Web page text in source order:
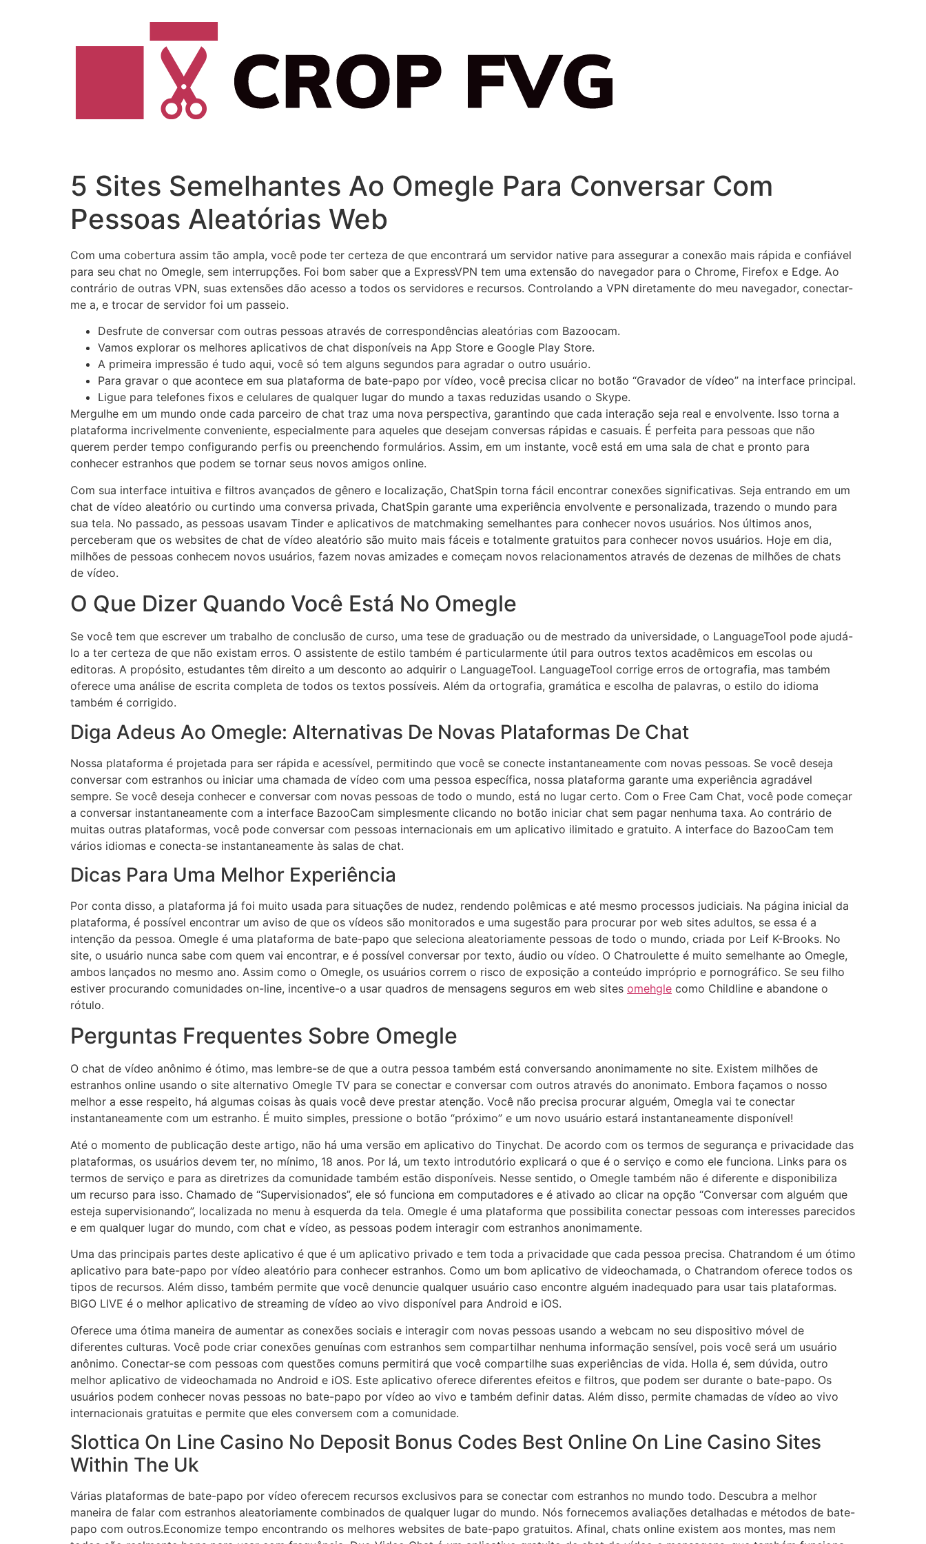
5 Sites Semelhantes Ao Omegle Para Conversar Com
Pessoas Aleatórias Web
Com uma cobertura assim tão ampla, você pode ter certeza de que encontrará um servidor native para assegurar a conexão mais rápida e confiável
para seu chat no Omegle, sem interrupções. Foi bom saber que a ExpressVPN tem uma extensão do navegador para o Chrome, Firefox e Edge. Ao
contrário de outras VPN, suas extensões dão acesso a todos os servidores e recursos. Controlando a VPN diretamente do meu navegador, conectar-
me a, e trocar de servidor foi um passeio.
Desfrute de conversar com outras pessoas através de correspondências aleatórias com Bazoocam.
Vamos explorar os melhores aplicativos de chat disponíveis na App Store e Google Play Store.
A primeira impressão é tudo aqui, você só tem alguns segundos para agradar o outro usuário.
Para gravar o que acontece em sua plataforma de bate-papo por vídeo, você precisa clicar no botão “Gravador de vídeo” na interface principal.
Ligue para telefones fixos e celulares de qualquer lugar do mundo a taxas reduzidas usando o Skype.
Mergulhe em um mundo onde cada parceiro de chat traz uma nova perspectiva, garantindo que cada interação seja real e envolvente. Isso torna a
plataforma incrivelmente conveniente, especialmente para aqueles que desejam conversas rápidas e casuais. É perfeita para pessoas que não
querem perder tempo configurando perfis ou preenchendo formulários. Assim, em um instante, você está em uma sala de chat e pronto para
conhecer estranhos que podem se tornar seus novos amigos online.
Com sua interface intuitiva e filtros avançados de gênero e localização, ChatSpin torna fácil encontrar conexões significativas. Seja entrando em um
chat de vídeo aleatório ou curtindo uma conversa privada, ChatSpin garante uma experiência envolvente e personalizada, trazendo o mundo para
sua tela. No passado, as pessoas usavam Tinder e aplicativos de matchmaking semelhantes para conhecer novos usuários. Nos últimos anos,
perceberam que os websites de chat de vídeo aleatório são muito mais fáceis e totalmente gratuitos para conhecer novos usuários. Hoje em dia,
milhões de pessoas conhecem novos usuários, fazem novas amizades e começam novos relacionamentos através de dezenas de milhões de chats
de vídeo.
O Que Dizer Quando Você Está No Omegle
Se você tem que escrever um trabalho de conclusão de curso, uma tese de graduação ou de mestrado da universidade, o LanguageTool pode ajudá-
lo a ter certeza de que não existam erros. O assistente de estilo também é particularmente útil para outros textos acadêmicos em escolas ou
editoras. A propósito, estudantes têm direito a um desconto ao adquirir o LanguageTool. LanguageTool corrige erros de ortografia, mas também
oferece uma análise de escrita completa de todos os textos possíveis. Além da ortografia, gramática e escolha de palavras, o estilo do idioma
também é corrigido.
Diga Adeus Ao Omegle: Alternativas De Novas Plataformas De Chat
Nossa plataforma é projetada para ser rápida e acessível, permitindo que você se conecte instantaneamente com novas pessoas. Se você deseja
conversar com estranhos ou iniciar uma chamada de vídeo com uma pessoa específica, nossa plataforma garante uma experiência agradável
sempre. Se você deseja conhecer e conversar com novas pessoas de todo o mundo, está no lugar certo. Com o Free Cam Chat, você pode começar
a conversar instantaneamente com a interface BazooCam simplesmente clicando no botão iniciar chat sem pagar nenhuma taxa. Ao contrário de
muitas outras plataformas, você pode conversar com pessoas internacionais em um aplicativo ilimitado e gratuito. A interface do BazooCam tem
vários idiomas e conecta-se instantaneamente às salas de chat.
Dicas Para Uma Melhor Experiência
Por conta disso, a plataforma já foi muito usada para situações de nudez, rendendo polêmicas e até mesmo processos judiciais. Na página inicial da
plataforma, é possível encontrar um aviso de que os vídeos são monitorados e uma sugestão para procurar por web sites adultos, se essa é a
intenção da pessoa. Omegle é uma plataforma de bate-papo que seleciona aleatoriamente pessoas de todo o mundo, criada por Leif K-Brooks. No
site, o usuário nunca sabe com quem vai encontrar, e é possível conversar por texto, áudio ou vídeo. O Chatroulette é muito semelhante ao Omegle,
ambos lançados no mesmo ano. Assim como o Omegle, os usuários correm o risco de exposição a conteúdo impróprio e pornográfico. Se seu filho
estiver procurando comunidades on-line, incentive-o a usar quadros de mensagens seguros em web sites omehgle como Childline e abandone o
rótulo.
Perguntas Frequentes Sobre Omegle
O chat de vídeo anônimo é ótimo, mas lembre-se de que a outra pessoa também está conversando anonimamente no site. Existem milhões de
estranhos online usando o site alternativo Omegle TV para se conectar e conversar com outros através do anonimato. Embora façamos o nosso
melhor a esse respeito, há algumas coisas às quais você deve prestar atenção. Você não precisa procurar alguém, Omegla vai te conectar
instantaneamente com um estranho. É muito simples, pressione o botão “próximo” e um novo usuário estará instantaneamente disponível!
Até o momento de publicação deste artigo, não há uma versão em aplicativo do Tinychat. De acordo com os termos de segurança e privacidade das
plataformas, os usuários devem ter, no mínimo, 18 anos. Por lá, um texto introdutório explicará o que é o serviço e como ele funciona. Links para os
termos de serviço e para as diretrizes da comunidade também estão disponíveis. Nesse sentido, o Omegle também não é diferente e disponibiliza
um recurso para isso. Chamado de “Supervisionados”, ele só funciona em computadores e é ativado ao clicar na opção “Conversar com alguém que
esteja supervisionando”, localizada no menu à esquerda da tela. Omegle é uma plataforma que possibilita conectar pessoas com interesses parecidos
e em qualquer lugar do mundo, com chat e vídeo, as pessoas podem interagir com estranhos anonimamente.
Uma das principais partes deste aplicativo é que é um aplicativo privado e tem toda a privacidade que cada pessoa precisa. Chatrandom é um ótimo
aplicativo para bate-papo por vídeo aleatório para conhecer estranhos. Como um bom aplicativo de videochamada, o Chatrandom oferece todos os
tipos de recursos. Além disso, também permite que você denuncie qualquer usuário caso encontre alguém inadequado para usar tais plataformas.
BIGO LIVE é o melhor aplicativo de streaming de vídeo ao vivo disponível para Android e iOS.
Oferece uma ótima maneira de aumentar as conexões sociais e interagir com novas pessoas usando a webcam no seu dispositivo móvel de
diferentes culturas. Você pode criar conexões genuínas com estranhos sem compartilhar nenhuma informação sensível, pois você será um usuário
anônimo. Conectar-se com pessoas com questões comuns permitirá que você compartilhe suas experiências de vida. Holla é, sem dúvida, outro
melhor aplicativo de videochamada no Android e iOS. Este aplicativo oferece diferentes efeitos e filtros, que podem ser durante o bate-papo. Os
usuários podem conhecer novas pessoas no bate-papo por vídeo ao vivo e também definir datas. Além disso, permite chamadas de vídeo ao vivo
internacionais gratuitas e permite que eles conversem com a comunidade.
Slottica On Line Casino No Deposit Bonus Codes Best Online On Line Casino Sites
Within The Uk
Várias plataformas de bate-papo por vídeo oferecem recursos exclusivos para se conectar com estranhos no mundo todo. Descubra a melhor
maneira de falar com estranhos aleatoriamente combinados de qualquer lugar do mundo. Nós fornecemos avaliações detalhadas e métodos de bate-
papo com outros.Economize tempo encontrando os melhores websites de bate-papo gratuitos. Afinal, chats online existem aos montes, mas nem